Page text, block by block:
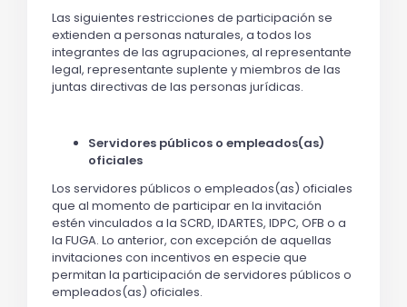
Las siguientes restricciones de participación se
extienden a personas naturales, a todos los
integrantes de las agrupaciones, al representante
legal, representante suplente y miembros de las
juntas directivas de las personas jurídicas.
Servidores públicos o empleados(as)
oficiales
Los servidores públicos o empleados(as) oficiales
que al momento de participar en la invitación
estén vinculados a la SCRD, IDARTES, IDPC, OFB o a
la FUGA. Lo anterior, con excepción de aquellas
invitaciones con incentivos en especie que
permitan la participación de servidores públicos o
empleados(as) oficiales.